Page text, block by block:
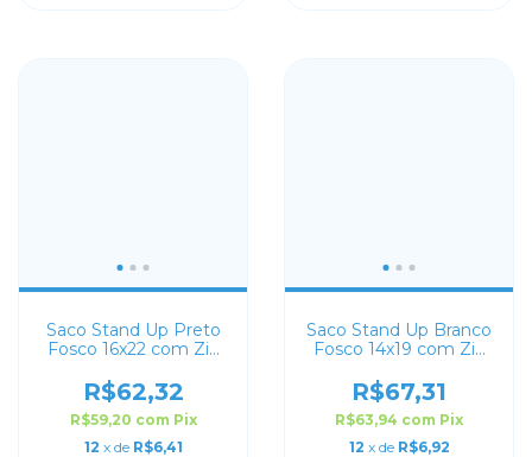
Saco Stand Up Preto
Fosco 16x22 com Zip
R$62,32
R$59,20 com Pix
12 x de R$6,41
Saco Stand Up Branco
Fosco 14x19 com Zip
R$67,31
R$63,94 com Pix
12 x de R$6,92